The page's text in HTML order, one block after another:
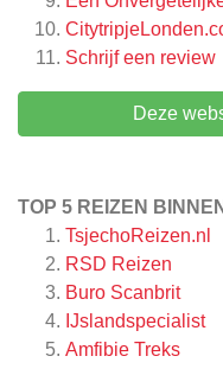
Schrijf een review
Deze
TOP 5 REIZEN
TsjechoReizen.nl
RSD Reizen
Buro Scanbrit
IJslandspecialist
Amfibie Treks